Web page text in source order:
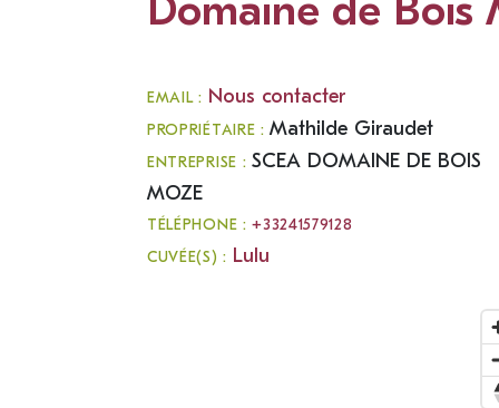
Domaine de Bois
EMAIL : Nous contacter
PROPRIÉTAIRE :Mathilde Giraudet
ENTREPRISE : SCEA DOMAINE DE BOIS
MOZE
TÉLÉPHONE :+33241579128
CUVÉE(S) : Lulu